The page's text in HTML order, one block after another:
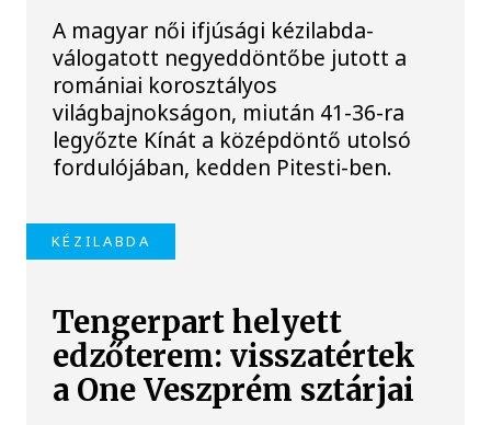
A magyar női ifjúsági kézilabda-
válogatott negyeddöntőbe jutott a
romániai korosztályos
világbajnokságon, miután 41-36-ra
legyőzte Kínát a középdöntő utolsó
fordulójában, kedden Pitesti-ben.
KÉZILABDA
Tengerpart helyett
edzőterem: visszatértek
a One Veszprém sztárjai